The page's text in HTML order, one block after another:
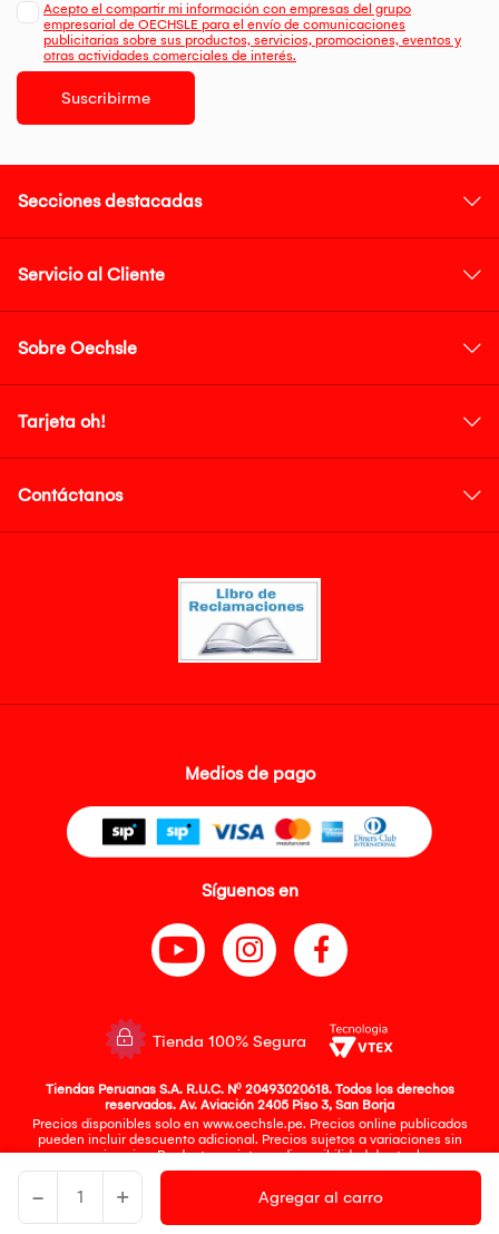
- + Agregar al carro
Acepto el compartir mi información con empresas del grupo
empresarial de OECHSLE para el envío de comunicaciones
publicitarias sobre sus productos, servicios, promociones, eventos y
otras actividades comerciales de interés.
Suscribirme
Secciones destacadas
Servicio al Cliente
Sobre Oechsle
Tarjeta oh!
Contáctanos
Medios de pago
Síguenos en
Tienda 100% Segura
Tiendas Peruanas S.A. R.U.C. Nº 20493020618. Todos los derechos
reservados. Av. Aviación 2405 Piso 3, San Borja
Precios disponibles solo en www.oechsle.pe. Precios online publicados
pueden incluir descuento adicional. Precios sujetos a variaciones sin
previo aviso. Productos sujetos a disponibilidad de stock
El Oficial de Protección de Datos Personales de Tiendas Peruanas S.A.
Zegarra identificado con D.N.I. N° 45218133, cuyo correo corporativo de
contacto es